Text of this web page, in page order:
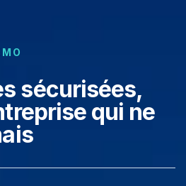
sécurisées,
qui ne